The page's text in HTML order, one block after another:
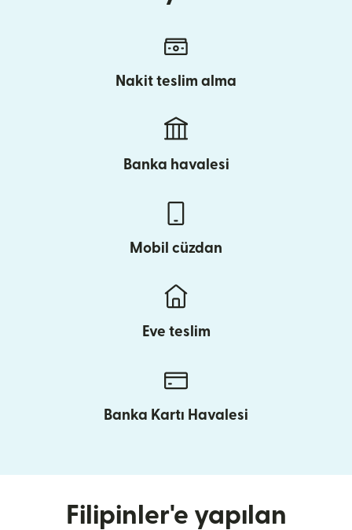
Nakit teslim alma
Banka havalesi
Mobil cüzdan
Eve teslim
Banka Kartı Havalesi
Filipinler'e yapılan